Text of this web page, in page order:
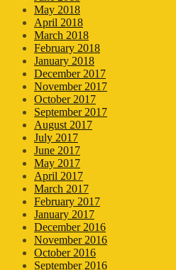
May 2018
April 2018
March 2018
February 2018
January 2018
December 2017
November 2017
October 2017
September 2017
August 2017
July 2017
June 2017
May 2017
April 2017
March 2017
February 2017
January 2017
December 2016
November 2016
October 2016
September 2016